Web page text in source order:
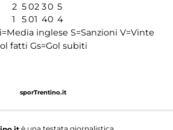
2 502 30 5
1 501 40 4
inglese S=Sanzioni V=Vinte
fatti Gs=Gol subiti